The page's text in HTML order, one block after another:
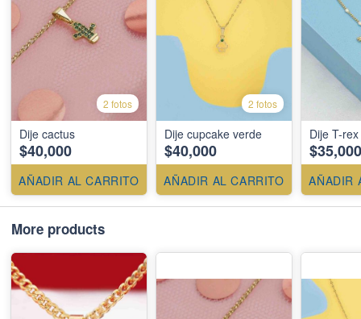
2 fotos
Dije cactus
$40,000
AÑADIR AL CARRITO
2 fotos
Dije cupcake verde
$40,000
AÑADIR AL CARRITO
Dije T-rex
$35,000
AÑADIR
More products